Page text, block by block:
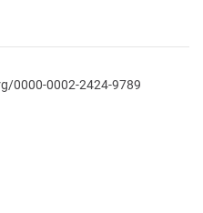
0000-0002-2424-9789